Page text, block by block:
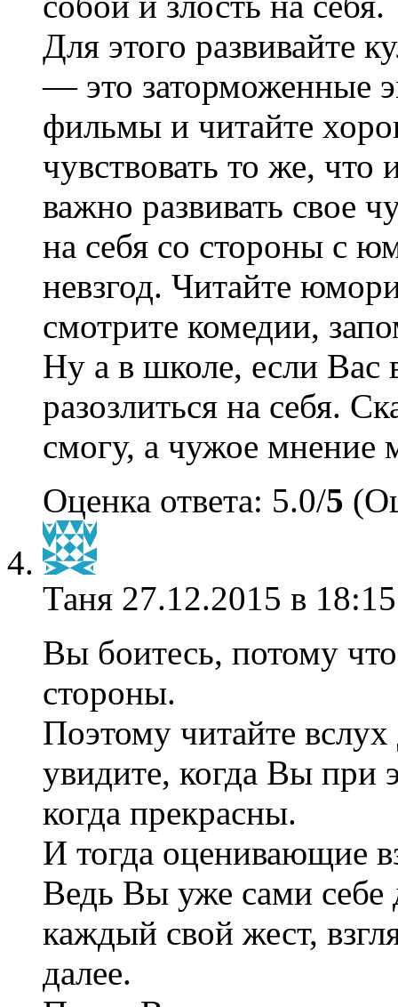
Для этого развивайте
— это заторможенные
фильмы и читайте
чувствовать то же,
важно развивать свое
на себя со стороны с
невзгод. Читайте
смотрите комедии,
Ну а в школе, если Вас
разозлиться на себя.
смогу, а чужое мнение
Оценка ответа: 5.0/5
Таня 27.12.2015 в
Вы боитесь, потому
стороны.
Поэтому читайте
увидите, когда Вы при
когда прекрасны.
И тогда оценивающие
Ведь Вы уже сами себе
каждый свой жест,
далее.